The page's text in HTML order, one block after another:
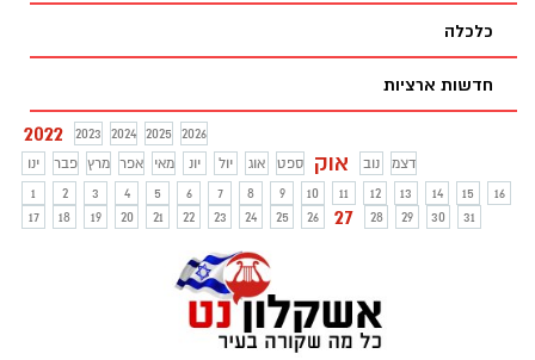
כלכלה
חדשות ארציות
2022 2023 2024 2025
2026
ינו
פבר מרץ אפר מאי יונ יול אוג ספט אוק נוב
דצמ
1
2 3 4 5 6 7 8 9 10 11 12 13 14 15
16
17
18 19 20 21 22 23 24 25 26 27 28 29 30 31